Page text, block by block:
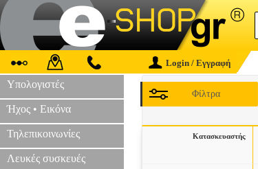
Login / Εγγραφή
Υπολογιστές
Ήχος • Εικόνα
Τηλεπικοινωνίες
Λευκές συσκευές
Φίλτρα
Κατασκευαστής